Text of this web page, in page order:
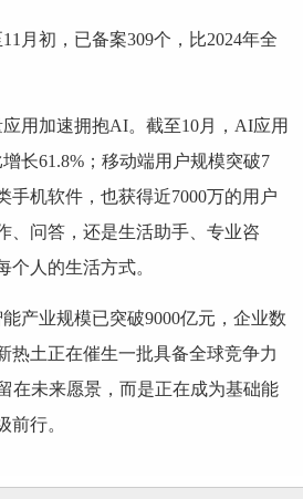
初，已备案309个，比2024年全
加速拥抱AI。截至10月，AI应用
长61.8%；移动端用户规模突破7
手机软件，也获得近7000万的用户
、问答，还是生活助手、专业咨
个人的生活方式。
业规模已突破9000亿元，企业数
热土正在催生一批具备全球竞争力
在未来愿景，而是正在成为基础能
前行。